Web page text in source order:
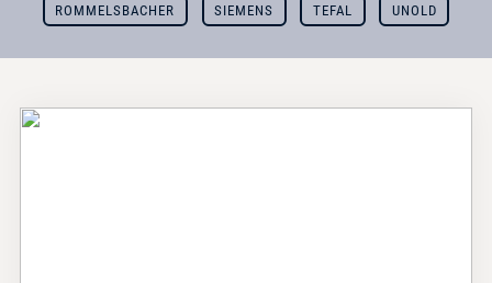
ROMMELSBACHER SIEMENS TEFAL UNOLD